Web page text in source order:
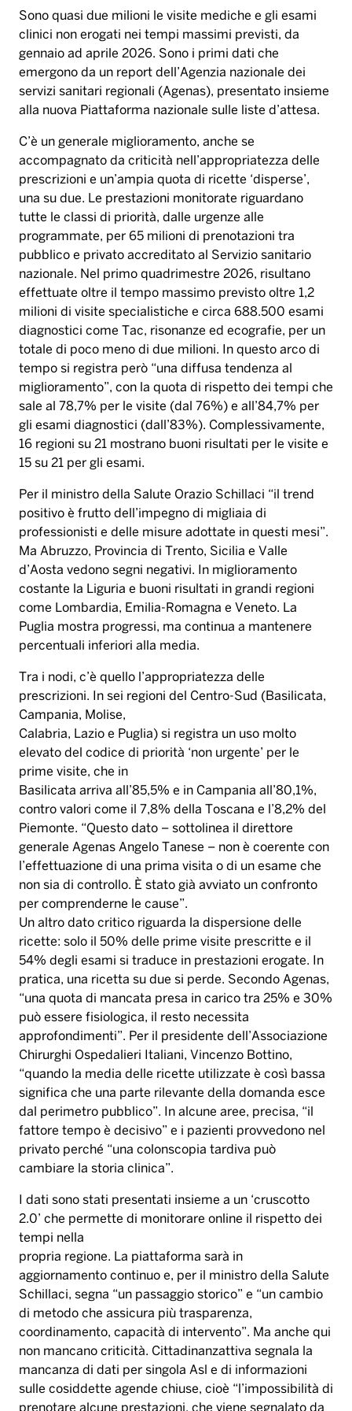
Sono quasi due milioni le visite mediche e gli esami
clinici non erogati nei tempi massimi previsti, da
gennaio ad aprile 2026. Sono i primi dati che
emergono da un report dell’Agenzia nazionale dei
servizi sanitari regionali (Agenas), presentato insieme
alla nuova Piattaforma nazionale sulle liste d’attesa.
C’è un generale miglioramento, anche se
accompagnato da criticità nell’appropriatezza delle
prescrizioni e un’ampia quota di ricette ‘disperse’,
una su due. Le prestazioni monitorate riguardano
tutte le classi di priorità, dalle urgenze alle
programmate, per 65 milioni di prenotazioni tra
pubblico e privato accreditato al Servizio sanitario
nazionale. Nel primo quadrimestre 2026, risultano
effettuate oltre il tempo massimo previsto oltre 1,2
milioni di visite specialistiche e circa 688.500 esami
diagnostici come Tac, risonanze ed ecografie, per un
totale di poco meno di due milioni. In questo arco di
tempo si registra però “una diffusa tendenza al
miglioramento”, con la quota di rispetto dei tempi che
sale al 78,7% per le visite (dal 76%) e all’84,7% per
gli esami diagnostici (dall’83%). Complessivamente,
16 regioni su 21 mostrano buoni risultati per le visite e
15 su 21 per gli esami.
Per il ministro della Salute Orazio Schillaci “il trend
positivo è frutto dell’impegno di migliaia di
professionisti e delle misure adottate in questi mesi”.
Ma Abruzzo, Provincia di Trento, Sicilia e Valle
d’Aosta vedono segni negativi. In miglioramento
costante la Liguria e buoni risultati in grandi regioni
come Lombardia, Emilia-Romagna e Veneto. La
Puglia mostra progressi, ma continua a mantenere
percentuali inferiori alla media.
Tra i nodi, c’è quello l’appropriatezza delle
prescrizioni. In sei regioni del Centro-Sud (Basilicata,
Campania, Molise,
Calabria, Lazio e Puglia) si registra un uso molto
elevato del codice di priorità ‘non urgente’ per le
prime visite, che in
Basilicata arriva all’85,5% e in Campania all’80,1%,
contro valori come il 7,8% della Toscana e l’8,2% del
Piemonte. “Questo dato – sottolinea il direttore
generale Agenas Angelo Tanese – non è coerente con
l’effettuazione di una prima visita o di un esame che
non sia di controllo. È stato già avviato un confronto
per comprenderne le cause”.
Un altro dato critico riguarda la dispersione delle
ricette: solo il 50% delle prime visite prescritte e il
54% degli esami si traduce in prestazioni erogate. In
pratica, una ricetta su due si perde. Secondo Agenas,
“una quota di mancata presa in carico tra 25% e 30%
può essere fisiologica, il resto necessita
approfondimenti”. Per il presidente dell’Associazione
Chirurghi Ospedalieri Italiani, Vincenzo Bottino,
“quando la media delle ricette utilizzate è così bassa
significa che una parte rilevante della domanda esce
dal perimetro pubblico”. In alcune aree, precisa, “il
fattore tempo è decisivo” e i pazienti provvedono nel
privato perché “una colonscopia tardiva può
cambiare la storia clinica”.
I dati sono stati presentati insieme a un ‘cruscotto
2.0’ che permette di monitorare online il rispetto dei
tempi nella
propria regione. La piattaforma sarà in
aggiornamento continuo e, per il ministro della Salute
Schillaci, segna “un passaggio storico” e “un cambio
di metodo che assicura più trasparenza,
coordinamento, capacità di intervento”. Ma anche qui
non mancano criticità. Cittadinanzattiva segnala la
mancanza di dati per singola Asl e di informazioni
sulle cosiddette agende chiuse, cioè “l’impossibilità di
prenotare alcune prestazioni, che viene segnalato da